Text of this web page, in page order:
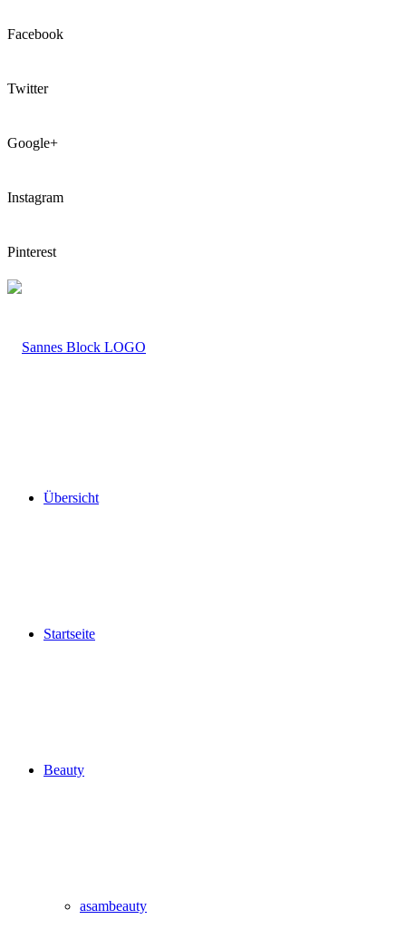
Facebook
Twitter
Google+
Instagram
Pinterest
LOGO
Übersicht
Startseite
Beauty
asambeauty